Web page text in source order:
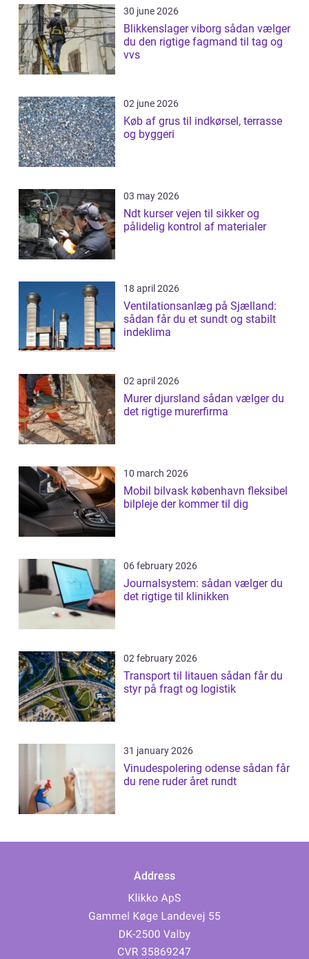
30 june 2026
Blikkenslager viborg sådan vælger
du den rigtige fagmand til tag og
vvs
02 june 2026
Køb af grus til indkørsel, terrasse
og byggeri
03 may 2026
Ndt kurser vejen til sikker og
pålidelig kontrol af materialer
18 april 2026
Ventilationsanlæg på Sjælland:
sådan får du et sundt og stabilt
indeklima
02 april 2026
Murer djursland sådan vælger du
det rigtige murerfirma
10 march 2026
Mobil bilvask københavn fleksibel
bilpleje der kommer til dig
06 february 2026
Journalsystem: sådan vælger du
det rigtige til klinikken
02 february 2026
Transport til litauen sådan får du
styr på fragt og logistik
31 january 2026
Vinudespolering odense sådan får
du rene ruder året rundt
Address